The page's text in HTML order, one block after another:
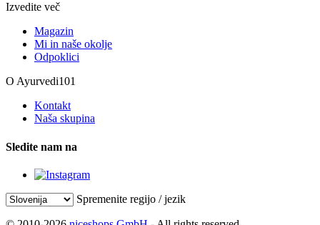
Izvedite več
Magazin
Mi in naše okolje
Odpoklici
O Ayurvedi101
Kontakt
Naša skupina
Sledite nam na
Spremenite regijo / jezik